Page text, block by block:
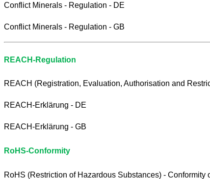
Conflict Minerals - Regulation - DE
Conflict Minerals - Regulation - GB
REACH-Regulation
REACH (Registration, Evaluation, Authorisation and
REACH-Erklärung - DE
REACH-Erklärung - GB
RoHS-Conformity
RoHS (Restriction of Hazardous Substances) -